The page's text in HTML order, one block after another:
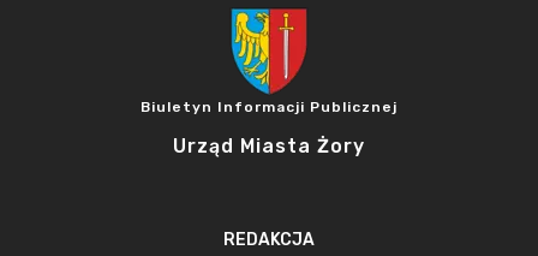
Biuletyn Informacji Publicznej
Urząd Miasta Żory
REDAKCJA